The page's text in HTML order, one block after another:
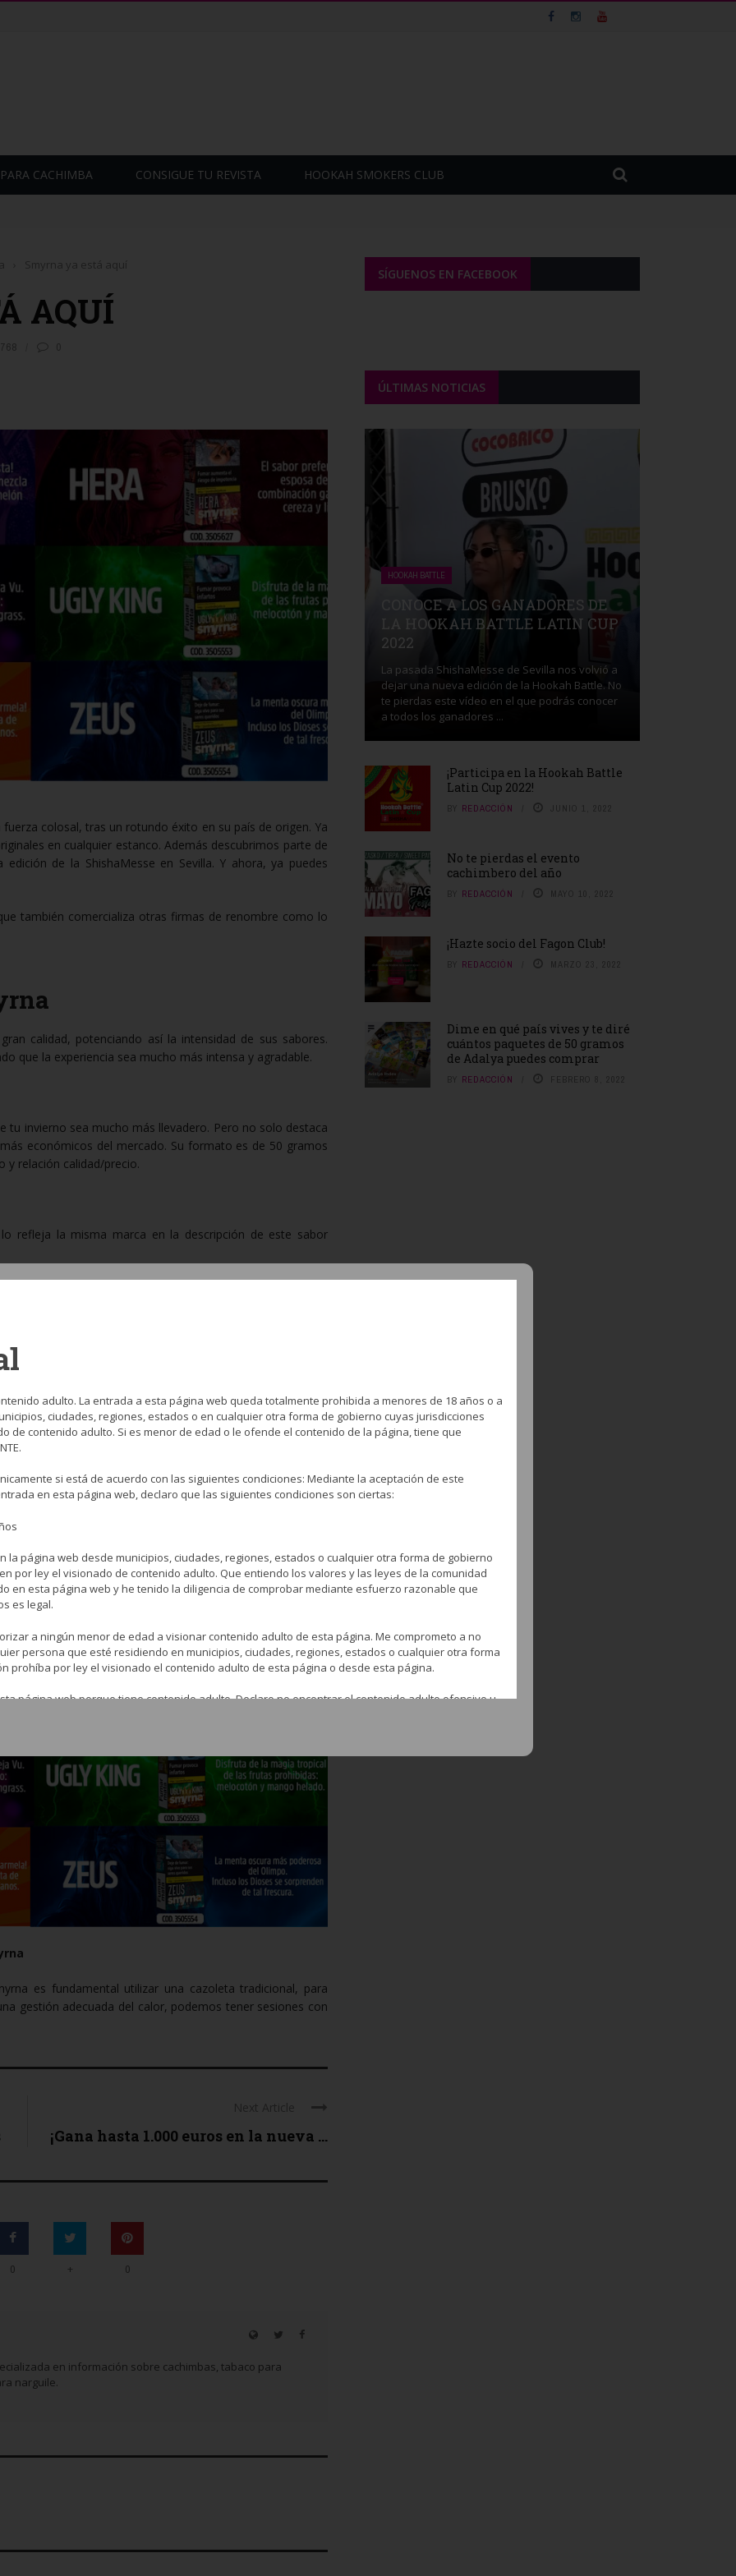
CACHIMBA CONSIGUE TU REVISTA HOOKAH SMOKERS CLUB
Latin Cup 2022!
Smyrna ya está aquí
AQUÍ
0
colosal, tras un rotundo éxito en su país de origen. Ya
en cualquier estanco. Además descubrimos parte de
de la ShishaMesse en Sevilla. Y ahora, ya puedes
también comercializa otras firmas de renombre como lo
calidad, potenciando así la intensidad de sus sabores.
que la experiencia sea mucho más intensa y agradable.
tu invierno sea mucho más llevadero. Pero no solo destaca
económicos del mercado. Su formato es de 50 gramos
y relación calidad/precio.
refleja la misma marca en la descripción de este sabor
como el melocotón y el mango helado.
de saúco y lemongrass.
de un sabor único.
y arándanos.
es fundamental utilizar una cazoleta tradicional, para
gestión adecuada del calor, podemos tener sesiones con
Next Article
¡Gana hasta 1.000 euros en la nueva ...
0 + 0
en información sobre cachimbas, tabaco para
narguile.
SÍGUENOS EN FACEBOOK
ÚLTIMAS NOTICIAS
HOOKAH BATTLE
CONOCE A LOS GANADORES DE
LA HOOKAH BATTLE LATIN CUP
2022
La pasada ShishaMesse de Sevilla nos volvió a
dejar una nueva edición de la Hookah Battle. No
te pierdas este vídeo en el que podrás conocer
a todos los ganadores ...
¡Participa en la Hookah Battle
Latin Cup 2022!
BY REDACCIÓN JUNIO 1, 2022
No te pierdas el evento
cachimbero del año
BY REDACCIÓN MAYO 10, 2022
¡Hazte socio del Fagon Club!
BY REDACCIÓN
Dime en qué país vives y te diré
cuántos paquetes de 50 gramos
de Adalya puedes comprar
BY REDACCIÓN
adulto. La entrada a esta página web queda totalmente prohibida a menores de 18 años o a
ciudades, regiones, estados o en cualquier otra forma de gobierno cuyas jurisdicciones
de contenido adulto. Si es menor de edad o le ofende el contenido de la página, tiene que
si está de acuerdo con las siguientes condiciones: Mediante la aceptación de este
en esta página web, declaro que las siguientes condiciones son ciertas:
la página web desde municipios, ciudades, regiones, estados o cualquier otra forma de gobierno
por ley el visionado de contenido adulto. Que entiendo los valores y las leyes de la comunidad
en esta página web y he tenido la diligencia de comprobar mediante esfuerzo razonable que
es legal.
a ningún menor de edad a visionar contenido adulto de esta página. Me comprometo a no
persona que esté residiendo en municipios, ciudades, regiones, estados o cualquier otra forma
prohíba por ley el visionado el contenido adulto de esta página o desde esta página.
página web porque tiene contenido adulto. Declaro no encontrar el contenido adulto ofensivo u
tengo el derecho a elegir lo que veo y lo que leo y estoy eligiendo entrar en esta página para
acepto liberar, descargar y no responsabilizar de ninguna forma a los proveedores,
página web del visionado o la lectura de cualquier contenido adulto de la misma.
transferiré, distribuiré, publicaré, modificaré o usaré para cualquier fin comercial o no el
incluido el subyacente código de fuente HTML, sin el permiso del propietario del material por
o el acceso directo a través de esta página web a otras constituirá una aceptación implícita del
servicios violando este acuerdo, entiendo que pueda estar violando la ley local, provincial, nacional,